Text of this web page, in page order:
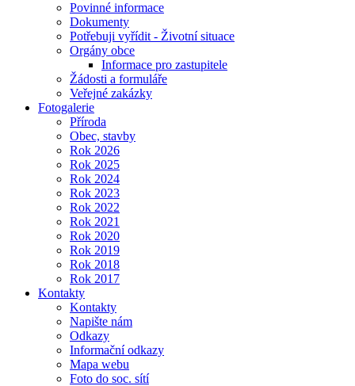
Povinné informace
Dokumenty
Potřebuji vyřídit - Životní situace
Orgány obce
Informace pro zastupitele
Žádosti a formuláře
Veřejné zakázky
Fotogalerie
Příroda
Obec, stavby
Rok 2026
Rok 2025
Rok 2024
Rok 2023
Rok 2022
Rok 2021
Rok 2020
Rok 2019
Rok 2018
Rok 2017
Kontakty
Kontakty
Napište nám
Odkazy
Informační odkazy
Mapa webu
Foto do soc. sítí